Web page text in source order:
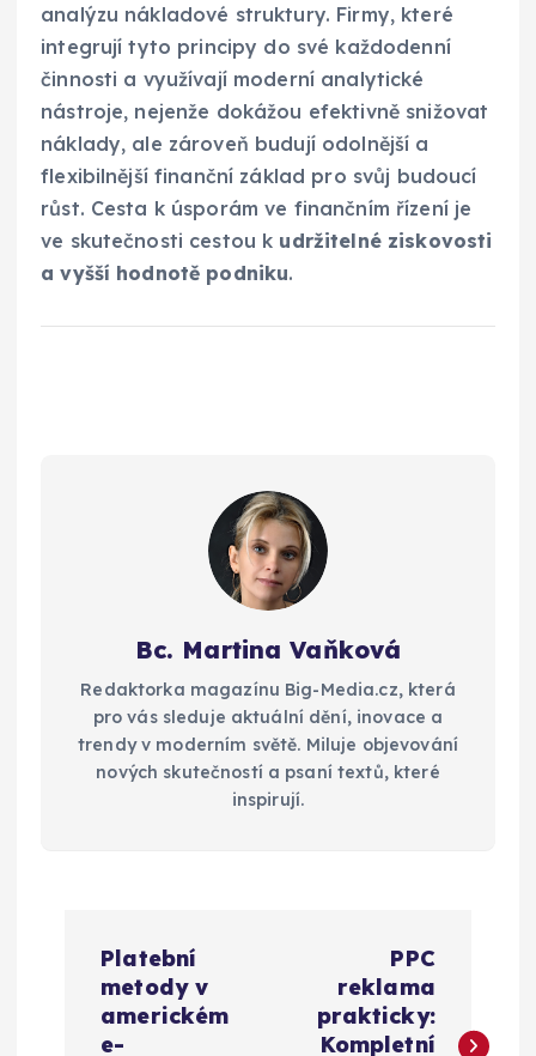
analýzu nákladové struktury. Firmy, které
integrují tyto principy do své každodenní
činnosti a využívají moderní analytické
nástroje, nejenže dokážou efektivně snižovat
náklady, ale zároveň budují odolnější a
flexibilnější finanční základ pro svůj budoucí
růst. Cesta k úsporám ve finančním řízení je
ve skutečnosti cestou k udržitelné ziskovosti
a vyšší hodnotě podniku.
Bc. Martina Vaňková
Redaktorka magazínu Big-Media.cz, která
pro vás sleduje aktuální dění, inovace a
trendy v moderním světě. Miluje objevování
nových skutečností a psaní textů, které
inspirují.
Platební
metody v
americkém
e-
PPC
reklama
prakticky:
Kompletní